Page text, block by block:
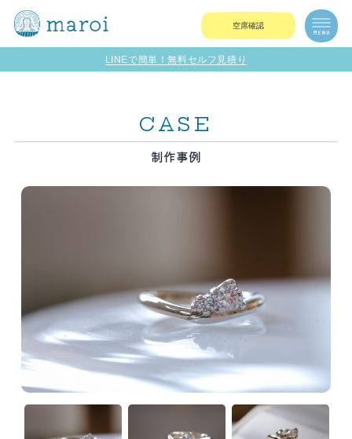
空席確認
LINEで簡単！無料セルフ見積り
CASE
制作事例